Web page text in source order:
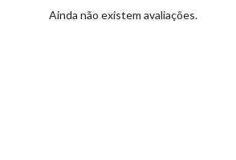
Ainda não existem avaliações.